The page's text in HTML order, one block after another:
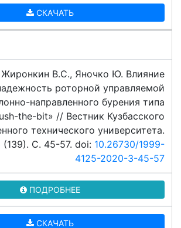
СКАЧАТЬ
Жиронкин В.С., Яночко Ю. Влияние
роторной управляемой
направленного бурения типа
the-bit» // Вестник Кузбасского
технического университета.
C. 45-57. doi: 10.26730/1999-
4125-2020-3-45-57
ПОДРОБНЕЕ
СКАЧАТЬ